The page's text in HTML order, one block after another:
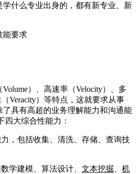
什么专业出身的，都有新专业、新
能要求
）、高速率（Velocity）、多
Veracity）等特点，这就要求从事
具有高超的业务理解能力和沟通能
四大综合性能力：
，包括收集、清洗、存储、查询技
学建模、算法设计、 文本挖掘
机